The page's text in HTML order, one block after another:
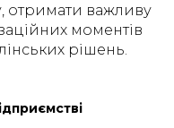
отримати важливу
моментів
рішень.